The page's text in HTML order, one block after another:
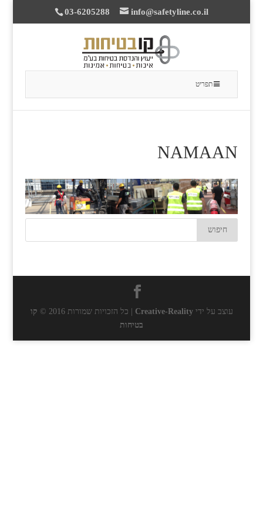
03-6205288 info@safetyline.co.il
תפריט
NAMAAN
עוצב על ידיCreative-Reality | כל הזכויות שמורות 2016 ©
קו
בטיחות